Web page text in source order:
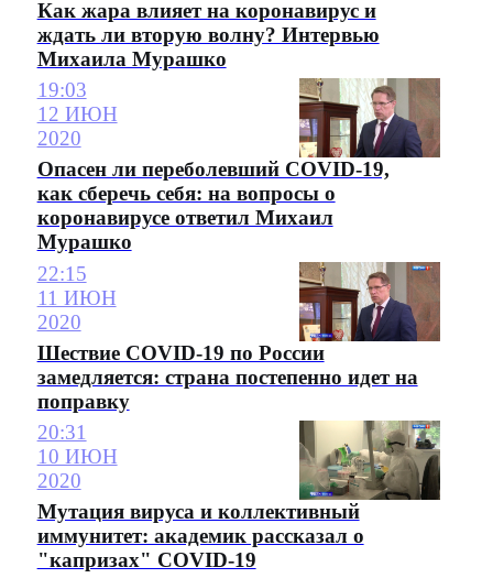
Как жара влияет на коронавирус и
ждать ли вторую волну? Интервью
Михаила Мурашко
19:03
12 ИЮН
2020
Опасен ли переболевший COVID-19,
как сберечь себя: на вопросы о
коронавирусе ответил Михаил
Мурашко
22:15
11 ИЮН
2020
Шествие COVID-19 по России
замедляется: страна постепенно идет на
поправку
20:31
10 ИЮН
2020
Мутация вируса и коллективный
иммунитет: академик рассказал о
"капризах" COVID-19